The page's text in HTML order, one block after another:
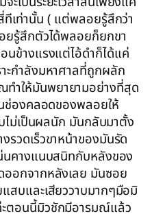
เท่านั้น ( แต่พลอยรู้สึกว่า
รู้สึกตัวได้พลอยก็ยกขา
อนข้างแรงแต่ไอ้ดำก็ได้แค่
ะกำลังมหาศาลที่ถูกผลัก
ำให้มันพยายามอย่างที่สุด
ช่องคลอดของพลอยให้
ไม่เป็นผลนัก มันกลับมาตั้ง
วดเร็วขาหน้าของมันรัด
นคางแนบสนิทกับหลังของ
อกจากหลังเลย มันซอย
สบและเสียววาบมากๆมือมิ
ตอนนี้มิวชักมีอารมณ์แล้ว